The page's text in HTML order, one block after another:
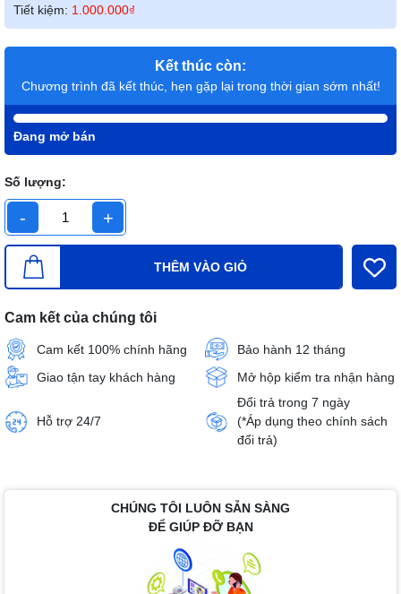
Tiết kiệm: 1.000.000₫
Kết thúc còn:
Chương trình đã kết thúc, hẹn gặp lại trong thời gian sớm nhất!
Đang mở bán
Số lượng:
- +
THÊM VÀO GIỎ
Cam kết của chúng tôi
Cam kết 100% chính hãng
Bảo hành 12 tháng
Giao tận tay khách hàng
Mở hộp kiểm tra nhận hàng
Hỗ trợ 24/7
Đổi trả trong 7 ngày
(*Áp dụng theo chính sách
đổi trả)
CHÚNG TÔI LUÔN SẴN SÀNG
ĐỂ GIÚP ĐỠ BẠN